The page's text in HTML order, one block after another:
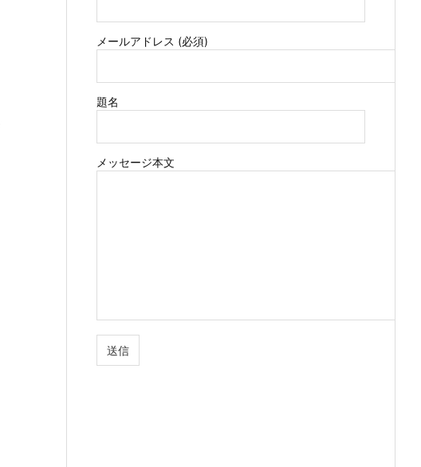
メールアドレス (必須)
題名
メッセージ本文